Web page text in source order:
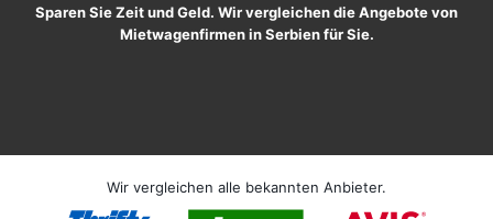
Sparen Sie Zeit und Geld. Wir vergleichen die Angebote von
Mietwagenfirmen in Serbien für Sie.
Wir vergleichen alle bekannten Anbieter.